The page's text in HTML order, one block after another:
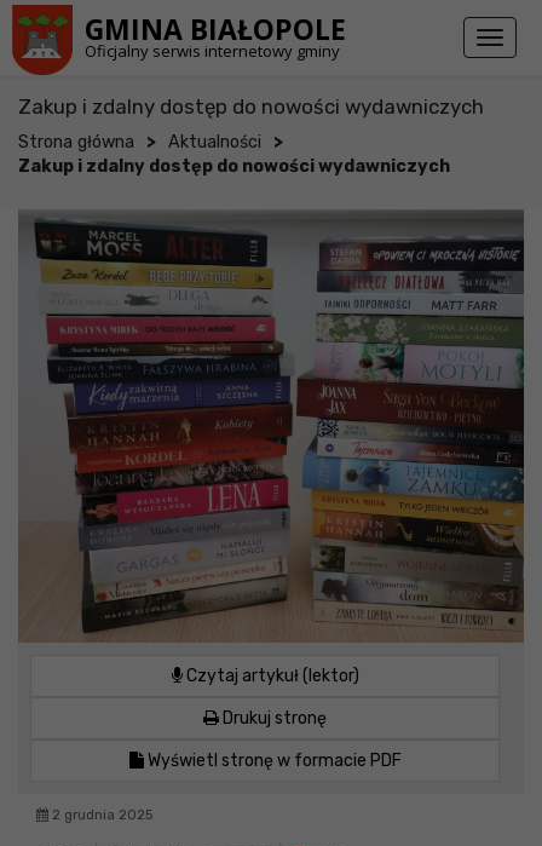
GMINA BIAŁOPOLE
Oficjalny serwis internetowy gminy
Toggle
Zakup i zdalny dostęp do nowości wydawniczych
Strona główna > Aktualności >
Zakup i zdalny dostęp do nowości wydawniczych
Czytaj artykuł (lektor)
Drukuj stronę
Wyświetl stronę w formacie PDF
2 grudnia 2025